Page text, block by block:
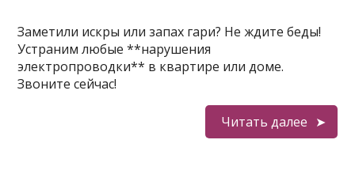
Заметили искры или запах гари? Не ждите беды!
Устраним любые **нарушения
электропроводки** в квартире или доме.
Звоните сейчас!
Читать далее